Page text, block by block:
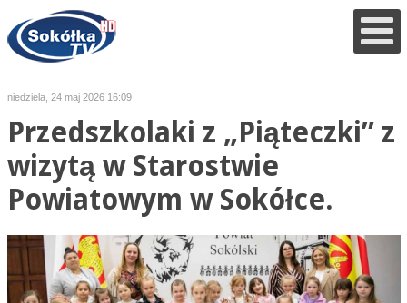
niedziela, 24 maj 2026 16:09
Przedszkolaki z „Piąteczki” z
wizytą w Starostwie
Powiatowym w Sokółce.